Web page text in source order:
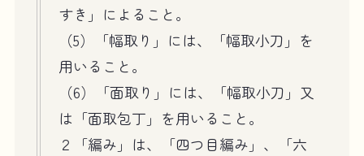
すき」によること。
（5）「幅取り」には、「幅取小刀」を
用いること。
（6）「面取り」には、「幅取小刀」又
は「面取包丁」を用いること。
２「編み」は、「四つ目編み」、「六